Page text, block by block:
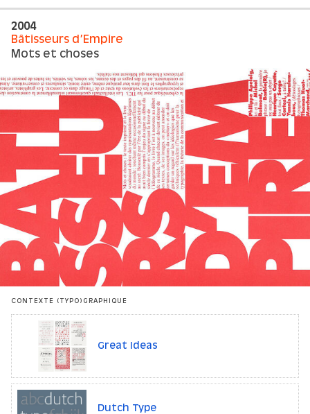
2004
Bâtisseurs d’Empire
Mots et choses
CONTEXTE (TYPO)GRAPHIQUE
Great Ideas
Dutch Type